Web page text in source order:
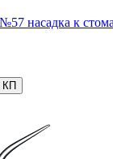
насадка к
КП